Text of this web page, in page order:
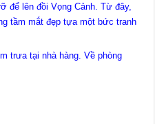
để lên đồi Vọng Cảnh. Từ đây,
tầm mắt đẹp tựa một bức tranh
trưa tại nhà hàng. Về phòng